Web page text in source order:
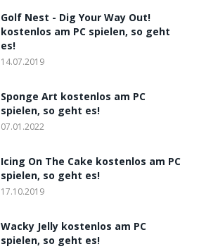
Golf Nest - Dig Your Way Out!
kostenlos am PC spielen, so geht
es!
14.07.2019
Sponge Art kostenlos am PC
spielen, so geht es!
07.01.2022
Icing On The Cake kostenlos am PC
spielen, so geht es!
17.10.2019
Wacky Jelly kostenlos am PC
spielen, so geht es!